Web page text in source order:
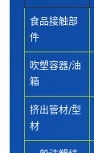
食品接触部
件
吹塑容器/油
箱
挤出管材/型
材